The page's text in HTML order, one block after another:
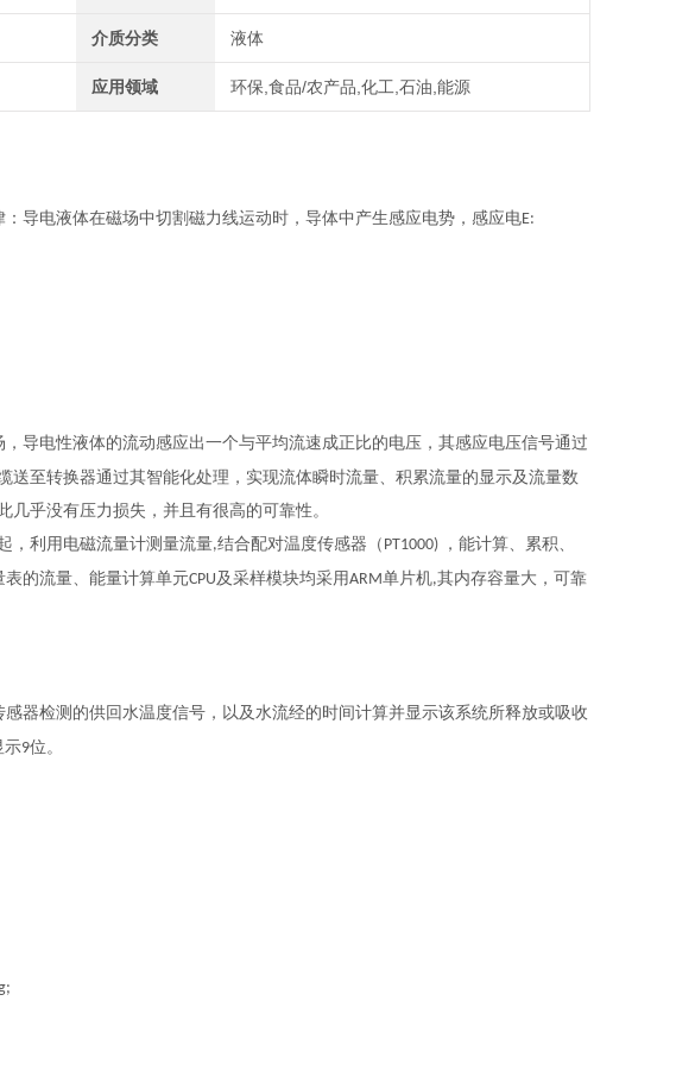
介质分类 液体
应用领域 环保,食品/农产品,化工,石油,能源
导电液体在磁场中切割磁力线运动时，导体中产生感应电势，感应电E:
导电性液体的流动感应出一个与平均流速成正比的电压，其感应电压信号通过
至转换器通过其智能化处理，实现流体瞬时流量、积累流量的显示及流量数
乎没有压力损失，并且有很高的可靠性。
，利用电磁流量计测量流量,结合配对温度传感器（ PT1000) ，能计算、累积、
表的流量、能量计算单元CPU及采样模块均采用ARM单片机,其内存容量大，可靠
器检测的供回水温度信号，以及水流经的时间计算并显示该系统所释放或吸收
示9位。